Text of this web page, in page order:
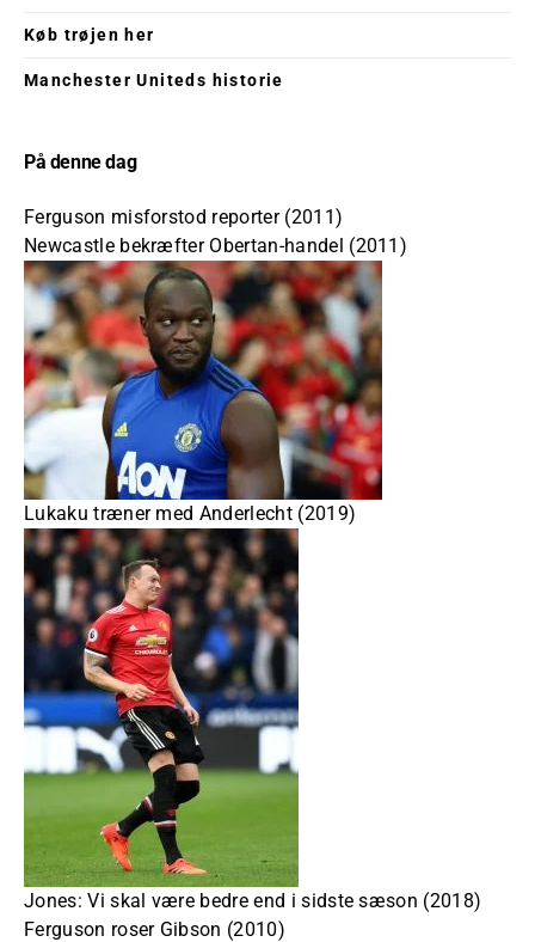
Køb trøjen her
Manchester Uniteds historie
På denne dag
Ferguson misforstod reporter (2011)
Newcastle bekræfter Obertan-handel (2011)
Lukaku træner med Anderlecht (2019)
Jones: Vi skal være bedre end i sidste sæson (2018)
Ferguson roser Gibson (2010)